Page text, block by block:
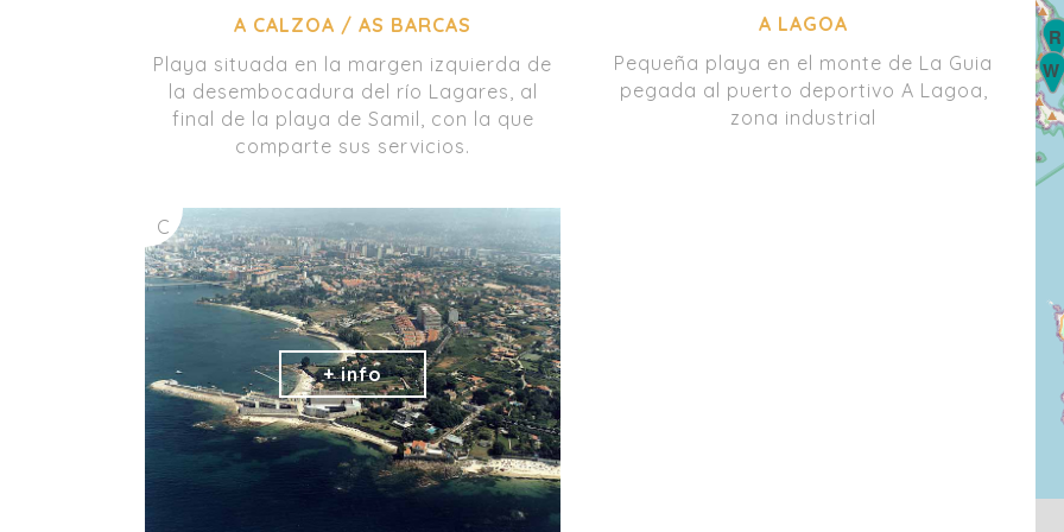
R
W
A CALZOA / AS BARCAS
Playa situada en la margen izquierda de
la desembocadura del río Lagares, al
final de la playa de Samil, con la que
comparte sus servicios.
A LAGOA
Pequeña playa en el monte de La Guia
pegada al puerto deportivo A Lagoa,
zona industrial
C